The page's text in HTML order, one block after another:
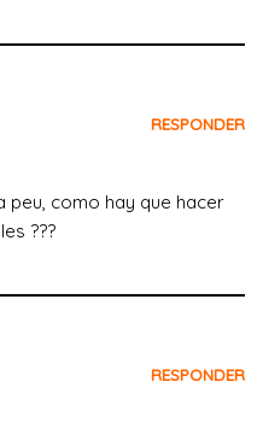
RESPONDER
peu, como hay que hacer
???
RESPONDER